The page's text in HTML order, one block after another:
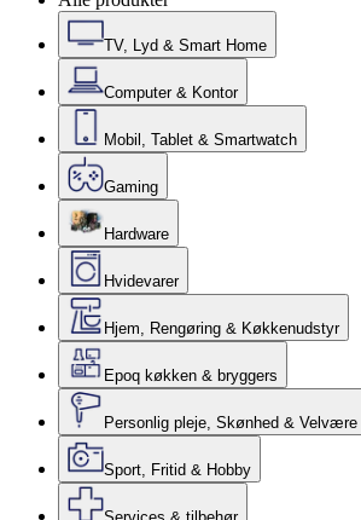
TV, Lyd & Smart Home
Computer & Kontor
Mobil, Tablet & Smartwatch
Gaming
Hardware
Hvidevarer
Hjem, Rengøring & Køkkenudstyr
Epoq køkken & bryggers
Personlig pleje, Skønhed & Velvære
Sport, Fritid & Hobby